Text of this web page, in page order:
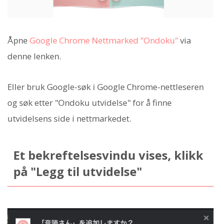
Åpne Google Chrome Nettmarked ”Ondoku”via
denne lenken.
Eller bruk Google-søk i Google Chrome-nettleseren
og søk etter "Ondoku utvidelse" for å finne
utvidelsens side i nettmarkedet.
Et bekreftelsesvindu vises, klikk
på "Legg til utvidelse"